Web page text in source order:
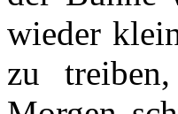
wieder
zu